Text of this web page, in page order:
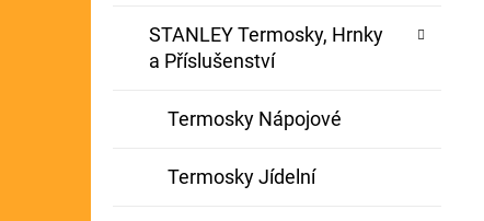
STANLEY Termosky, Hrnky
a Příslušenství
Termosky Nápojové
Termosky Jídelní